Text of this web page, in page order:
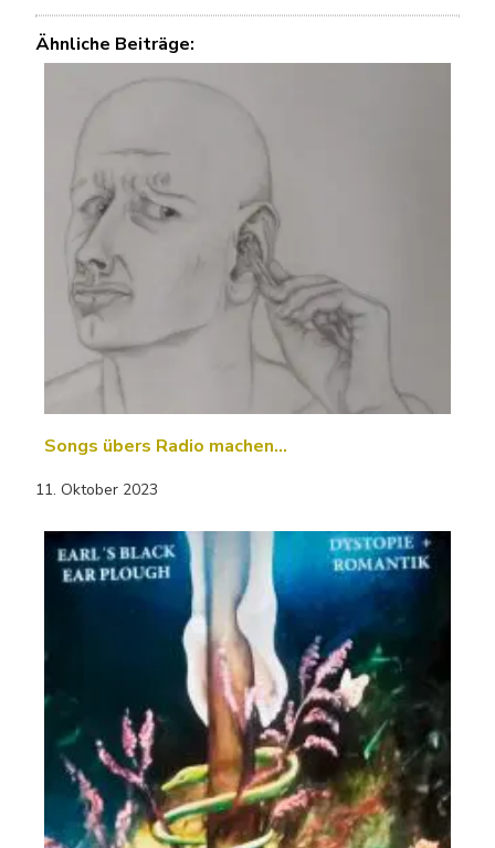
Ähnliche Beiträge:
Songs übers Radio machen...
11. Oktober 2023